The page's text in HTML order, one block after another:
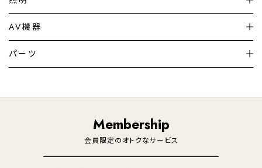
加湿器・空気清浄機
暖房機 掃除機
調理家電 生活家電
シーリングライト
デスクライト
AV機器
テレビ
パーツ
Membership
会員限定のオトクなサービス